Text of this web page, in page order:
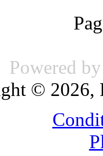
Powered
© 2026,